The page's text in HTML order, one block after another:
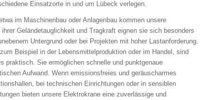
Einsatzorte in und um Lübeck verlegen.
im Maschinenbau oder Anlagenbau kommen unsere
Geländetauglichkeit und Tragkraft eignen sie sich besonders
Untergrund oder bei Projekten mit hoher Lastanforderung.
Beispiel in der Lebensmittelproduktion oder im Handel, sind
praktisch. Sie ermöglichen schnelle und punktgenaue
Aufwand. Wenn emissionsfreies und geräuscharmes
bei technischen Einrichtungen oder in sensiblen
bieten unsere Elektrokrane eine zuverlässige und